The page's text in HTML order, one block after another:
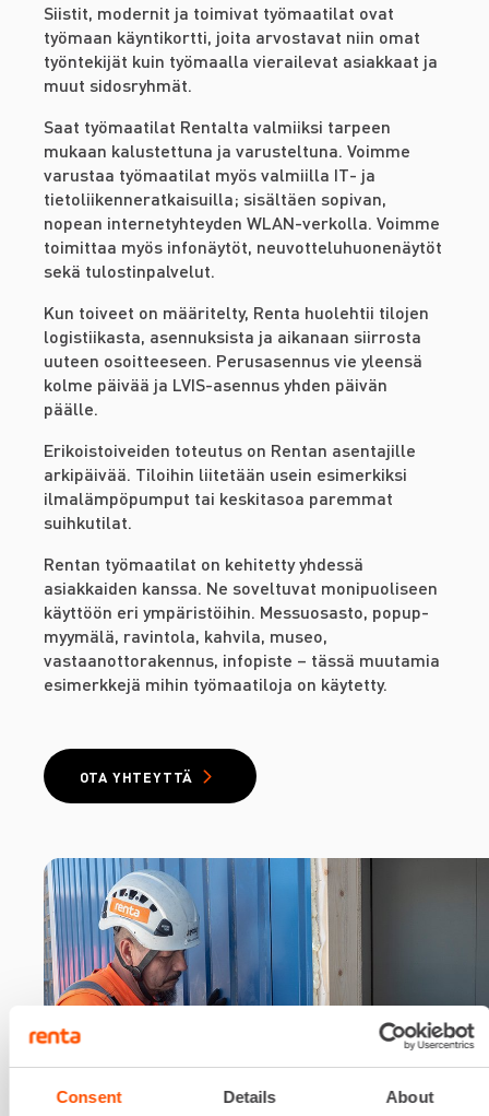
Consent Details About
Siistit, modernit ja toimivat työmaatilat ovat
työmaan käyntikortti, joita arvostavat niin omat
työntekijät kuin työmaalla vierailevat asiakkaat ja
muut sidosryhmät.
Saat työmaatilat Rentalta valmiiksi tarpeen
mukaan kalustettuna ja varusteltuna. Voimme
varustaa työmaatilat myös valmiilla IT- ja
tietoliikenneratkaisuilla; sisältäen sopivan,
nopean internetyhteyden WLAN-verkolla. Voimme
toimittaa myös infonäytöt, neuvotteluhuonenäytöt
sekä tulostinpalvelut.
Kun toiveet on määritelty, Renta huolehtii tilojen
logistiikasta, asennuksista ja aikanaan siirrosta
uuteen osoitteeseen. Perusasennus vie yleensä
kolme päivää ja LVIS-asennus yhden päivän
päälle.
Erikoistoiveiden toteutus on Rentan asentajille
arkipäivää. Tiloihin liitetään usein esimerkiksi
ilmalämpöpumput tai keskitasoa paremmat
suihkutilat.
Rentan työmaatilat on kehitetty yhdessä
asiakkaiden kanssa. Ne soveltuvat monipuoliseen
käyttöön eri ympäristöihin. Messuosasto, popup-
myymälä, ravintola, kahvila, museo,
vastaanottorakennus, infopiste – tässä muutamia
esimerkkejä mihin työmaatiloja on käytetty.
OTA YHTEYTTÄ